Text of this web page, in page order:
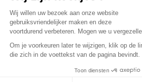
2026 - Gemeente Vianden - Alle
Privacybeleid
Toegankelijkheid